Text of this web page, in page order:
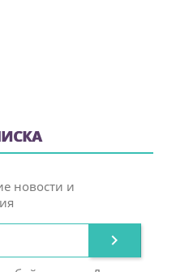
новости и
